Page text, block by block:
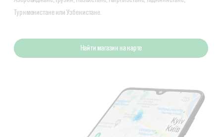
Туркменистане или Узбекистане.
Найти магазин на карте